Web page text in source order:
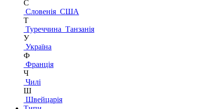
С
Словенія США
Т
Туреччина Танзанія
У
Україна
Ф
Франція
Ч
Чилі
Ш
Швейцарія